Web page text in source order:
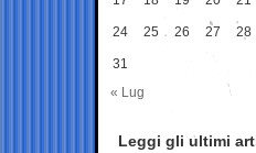
24 25 26 27 28
31
« Lug
Leggi gli ultimi